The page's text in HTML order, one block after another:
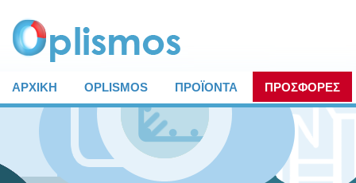
ΑΡΧΙΚΗ OPLISMOS ΠΡΟΪΟΝΤΑ ΠΡΟΣΦΟΡΕΣ